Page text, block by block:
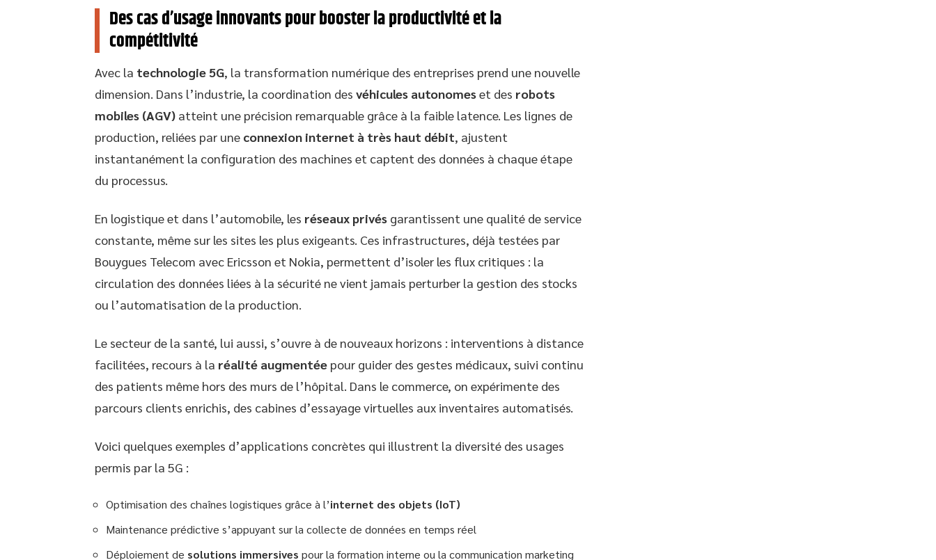
Des cas d’usage innovants pour booster la productivité et la
compétitivité
Avec la technologie 5G, la transformation numérique des entreprises prend une nouvelle
dimension. Dans l’industrie, la coordination des véhicules autonomeset des robots
mobiles (AGV) atteint une précision remarquable grâce à la faible latence. Les lignes de
production, reliées par une connexion internet à très haut débit, ajustent
instantanément la configuration des machines et captent des données à chaque étape
du processus.
En logistique et dans l’automobile, les réseaux privés garantissent une qualité de service
constante, même sur les sites les plus exigeants. Ces infrastructures, déjà testées par
Bouygues Telecom avec Ericsson et Nokia, permettent d’isoler les flux critiques : la
circulation des données liées à la sécurité ne vient jamais perturber la gestion des stocks
ou l’automatisation de la production.
Le secteur de la santé, lui aussi, s’ouvre à de nouveaux horizons : interventions à distance
facilitées, recours à la réalité augmentée pour guider des gestes médicaux, suivi continu
des patients même hors des murs de l’hôpital. Dans le commerce, on expérimente des
parcours clients enrichis, des cabines d’essayage virtuelles aux inventaires automatisés.
Voici quelques exemples d’applications concrètes qui illustrent la diversité des usages
permis par la 5G :
Optimisation des chaînes logistiques grâce à l’internet des objets (IoT)
Maintenance prédictive s’appuyant sur la collecte de données en temps réel
Déploiement de solutions immersives pour la formation interne ou la communication marketing